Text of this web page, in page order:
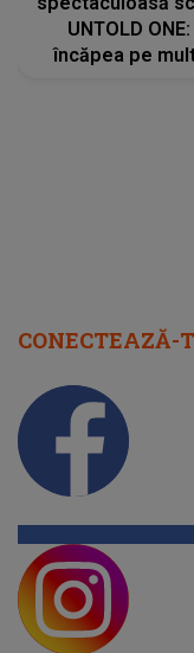
UNTOLD
încăpea pe
CONECTEAZĂ-